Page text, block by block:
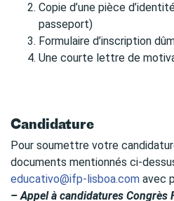
Copie d’une pièce
passeport)
Formulaire d’inscription
Une courte lettre de
Candidature
Pour soumettre votre
documents mentionnés ci-
educativo@ifp-lisboa.com avec
– Appel à candidatures Congrès